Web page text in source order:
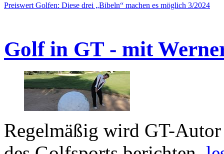
Preiswert Golfen: Diese drei „Bibeln“ machen es möglich 3/2024
Golf in GT - mit
Regelmäßig wird GT-